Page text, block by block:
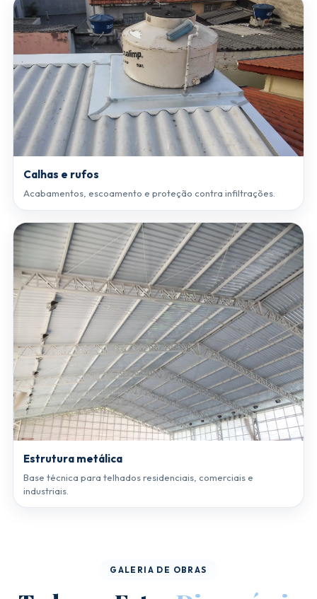
Calhas e rufos
Acabamentos, escoamento e proteção contra infiltrações.
Estrutura metálica
Base técnica para telhados residenciais, comerciais e
industriais.
GALERIA DE OBRAS